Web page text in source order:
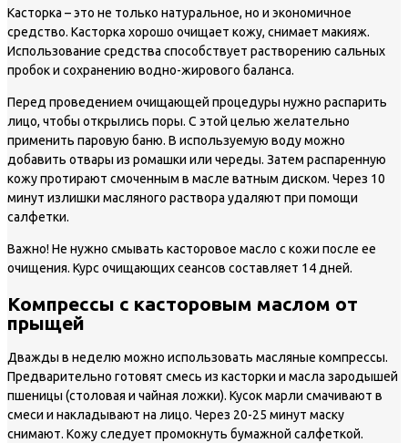
Касторка – это не только натуральное, но и экономичное
средство. Касторка хорошо очищает кожу, снимает макияж.
Использование средства способствует растворению сальных
пробок и сохранению водно-жирового баланса.
Перед проведением очищающей процедуры нужно распарить
лицо, чтобы открылись поры. С этой целью желательно
применить паровую баню. В используемую воду можно
добавить отвары из ромашки или череды. Затем распаренную
кожу протирают смоченным в масле ватным диском. Через 10
минут излишки масляного раствора удаляют при помощи
салфетки.
Важно!Не нужно смывать касторовое масло с кожи после ее
очищения. Курс очищающих сеансов составляет 14 дней.
Компрессы с касторовым маслом от
прыщей
Дважды в неделю можно использовать масляные компрессы.
Предварительно готовят смесь из касторки и масла зародышей
пшеницы (столовая и чайная ложки). Кусок марли смачивают в
смеси и накладывают на лицо. Через 20-25 минут маску
снимают. Кожу следует промокнуть бумажной салфеткой.